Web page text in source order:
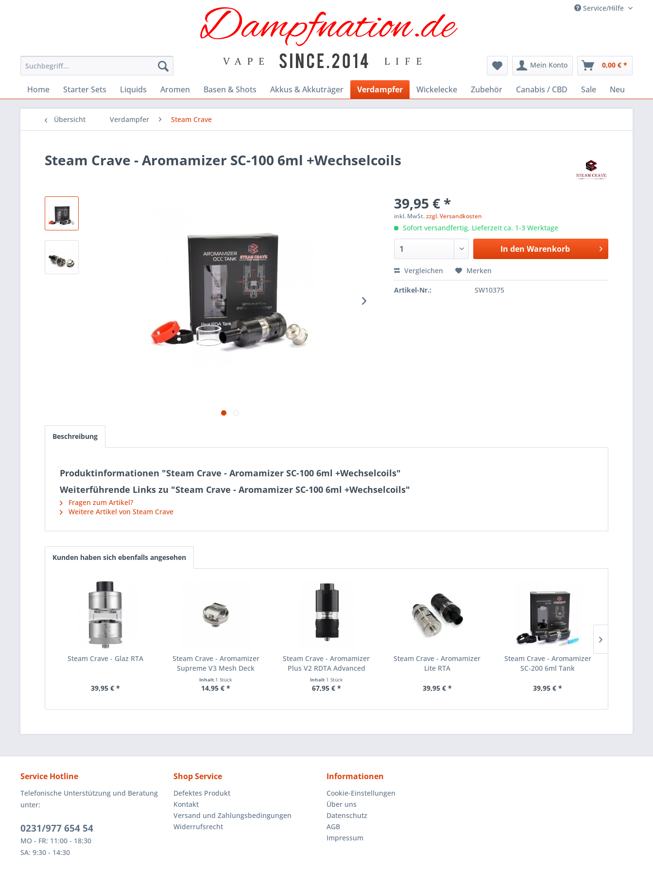
Service/Hilfe
Mein Konto 0,00 € *
Home Starter Sets Liquids Aromen Basen & Shots Akkus & Akkuträger Verdampfer Wickelecke Zubehör Canabis / CBD Sale Neu
Übersicht Verdampfer Steam Crave
Steam Crave - Aromamizer SC-100 6ml +Wechselcoils
39,95 € *
inkl. MwSt.zzgl. Versandkosten
Sofort versandfertig, Lieferzeit ca. 1-3 Werktage
In den Warenkorb
Vergleichen Merken
Artikel-Nr.: SW10375
Beschreibung
Produktinformationen "Steam Crave - Aromamizer SC-100 6ml +Wechselcoils"
Weiterführende Links zu "Steam Crave - Aromamizer SC-100 6ml +Wechselcoils"
Fragen zum Artikel?
Weitere Artikel von Steam Crave
Kunden haben sich ebenfalls angesehen
Steam Crave - Glaz RTA
39,95 € *
Steam Crave - Aromamizer
Supreme V3 Mesh Deck
Inhalt 1 Stück
14,95 € *
Steam Crave - Aromamizer
Plus V2 RDTA Advanced
Inhalt 1 Stück
67,95 € *
Steam Crave - Aromamizer
Lite RTA
39,95 € *
Steam Crave - Aromamizer
SC-200 6ml Tank
39,95 € *
Service Hotline
Telefonische Unterstützung und Beratung
unter:
0231/977 654 54
MO - FR: 11:00 - 18:30
SA: 9:30 - 14:30
Shop Service
Defektes Produkt
Kontakt
Versand und Zahlungsbedingungen
Widerrufsrecht
Informationen
Cookie-Einstellungen
Über uns
Datenschutz
AGB
Impressum